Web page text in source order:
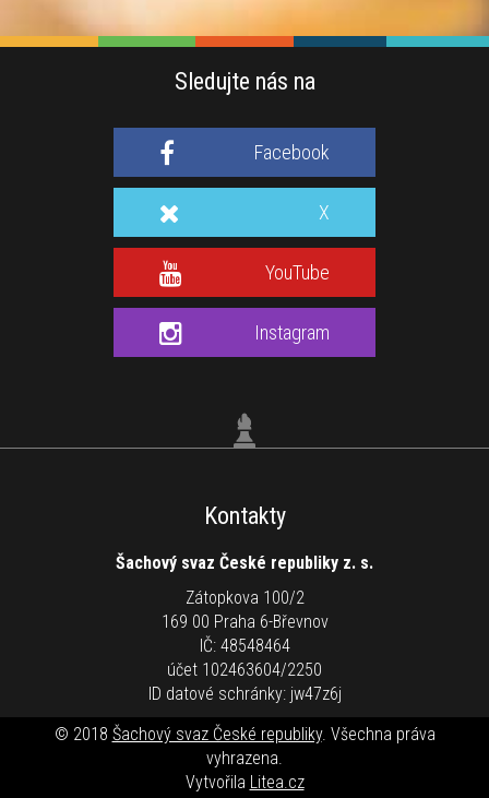
Sledujte nás na
Facebook
X
YouTube
Instagram
Kontakty
Šachový svaz České republiky z. s.
Zátopkova 100/2
169 00 Praha 6-Břevnov
IČ: 48548464
účet 102463604/2250
ID datové schránky: jw47z6j
© 2018 Šachový svaz České republiky. Všechna práva
vyhrazena.
Vytvořila Litea.cz